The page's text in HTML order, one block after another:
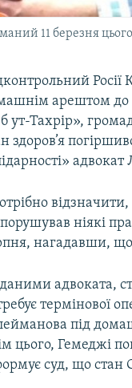
11 березня
арештом до
ут-Тахрір»,
здоров’я
адвокат
ніякі
нагадавши,
адвоката,
термінової
під
цього, Гемеджі
суд, що стан